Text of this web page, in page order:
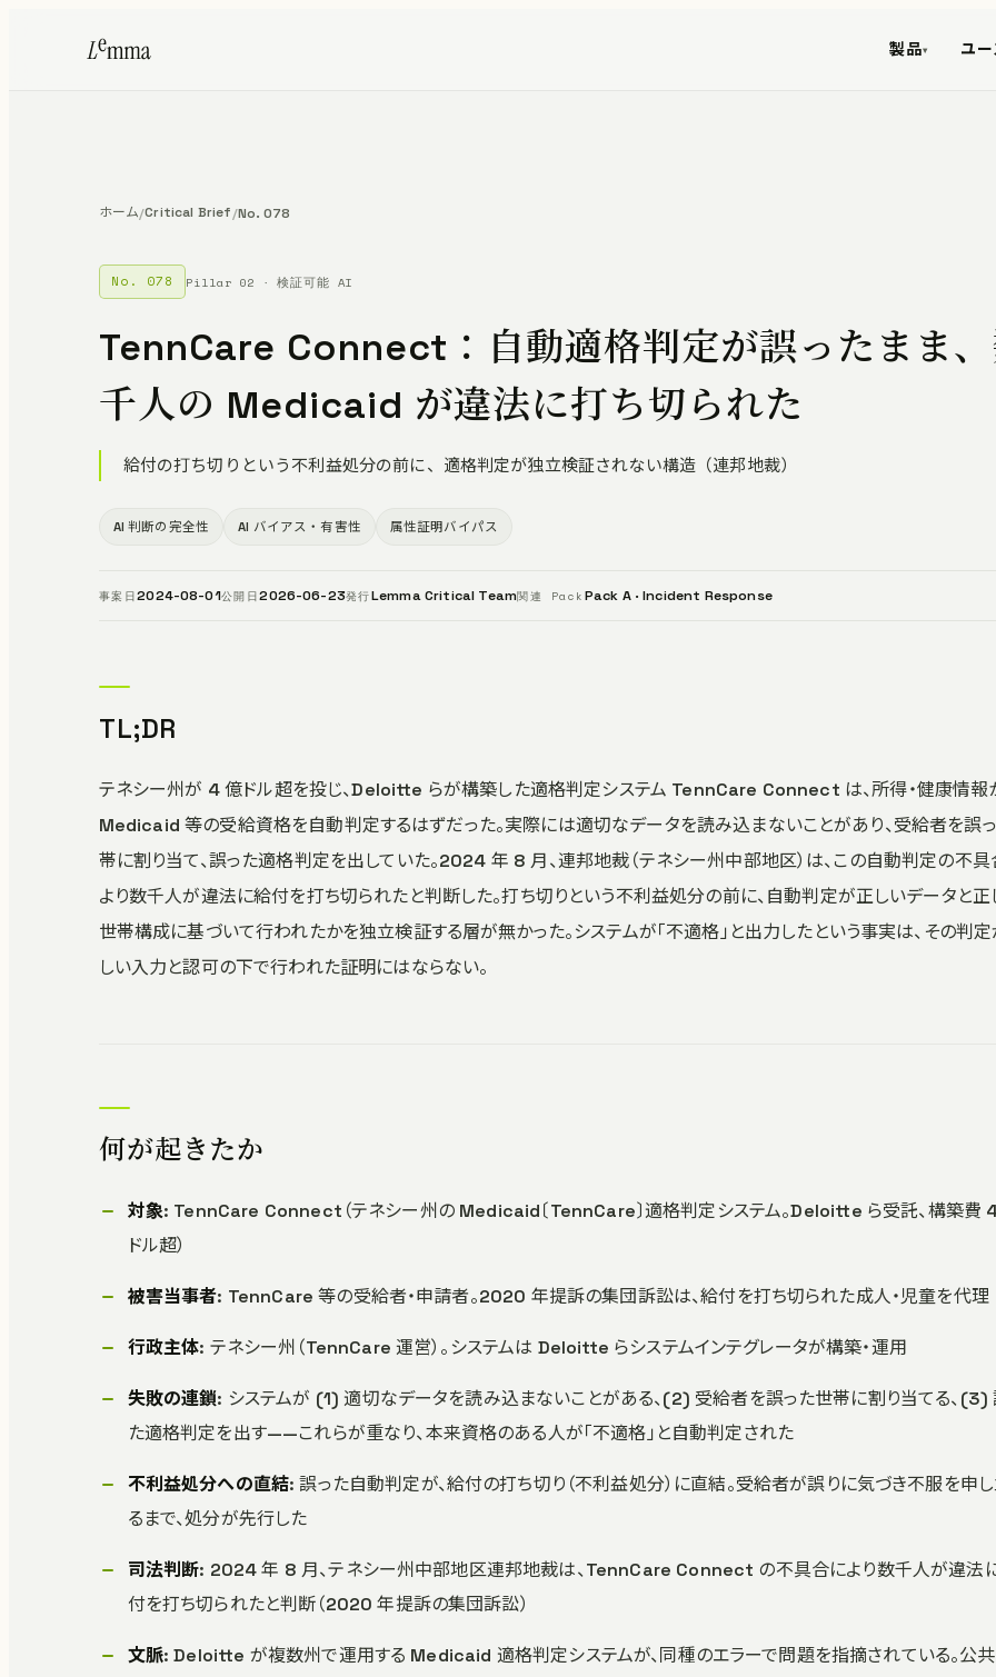
製品▾ ユ
ホーム/Critical Brief/No. 078
No. 078 Pillar 02 · 検証可能 AI
TennCare Connect：自動適格判定が誤ったまま
千人の Medicaid が違法に打ち切られた
給付の打ち切りという不利益処分の前に、適格判定が独立検証されない構造（連邦地裁）
AI 判断の完全性 AI バイアス・有害性 属性証明バイパス
事案日2024-08-01公開日2026-06-23発行Lemma Critical Team関連 Pack Pack A · Incident Response
TL;DR
テネシー州が 4 億ドル超を投じ、Deloitte らが構築した適格判定システム TennCare Connect は、所得・健康情報
Medicaid 等の受給資格を自動判定するはずだった。実際には適切なデータを読み込まないことがあり、受給者を誤
帯に割り当て、誤った適格判定を出していた。2024 年 8 月、連邦地裁（テネシー州中部地区）は、この自動判定の不具
より数千人が違法に給付を打ち切られたと判断した。打ち切りという不利益処分の前に、自動判定が正しいデータと正
世帯構成に基づいて行われたかを独立検証する層が無かった。システムが「不適格」と出力したという事実は、その判
しい入力と認可の下で行われた証明にはならない。
何が起きたか
対象: TennCare Connect（テネシー州の Medicaid〔TennCare〕適格判定システム。Deloitte ら受託、構築費
ドル超）
被害当事者: TennCare 等の受給者・申請者。2020 年提訴の集団訴訟は、給付を打ち切られた成人・児童を代理
行政主体: テネシー州（TennCare 運営）。システムは Deloitte らシステムインテグレータが構築・運用
失敗の連鎖: システムが (1) 適切なデータを読み込まないことがある、(2) 受給者を誤った世帯に割り当てる、(3)
た適格判定を出す——これらが重なり、本来資格のある人が「不適格」と自動判定された
不利益処分への直結: 誤った自動判定が、給付の打ち切り（不利益処分）に直結。受給者が誤りに気づき不服を申
るまで、処分が先行した
司法判断: 2024 年 8 月、テネシー州中部地区連邦地裁は、TennCare Connect の不具合により数千人が違法
付を打ち切られたと判断（2020 年提訴の集団訴訟）
文脈: Deloitte が複数州で運用する Medicaid 適格判定システムが、同種のエラーで問題を指摘されている。公